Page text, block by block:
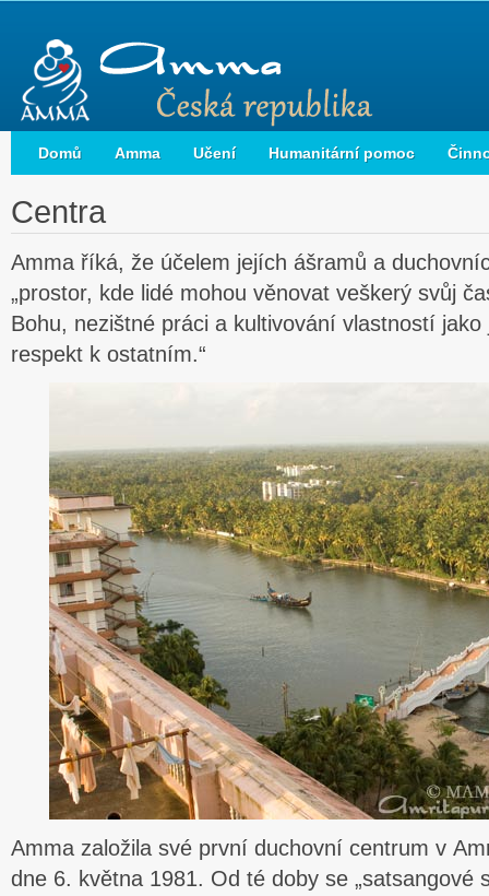
Domů Amma Učení Humanitární pomoc
Centra
Amma říká, že účelem jejích ášramů a
„prostor, kde lidé mohou věnovat veškerý svůj
Bohu, nezištné práci a kultivování vlastností
respekt k ostatním.“
Amma založila své první duchovní centrum v
dne 6. května 1981. Od té doby se „satsangové